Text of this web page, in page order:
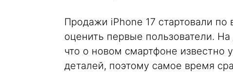
Продажи iPhone 17 стартовали
оценить первые пользователи.
что о новом смартфоне известно
деталей, поэтому самое время